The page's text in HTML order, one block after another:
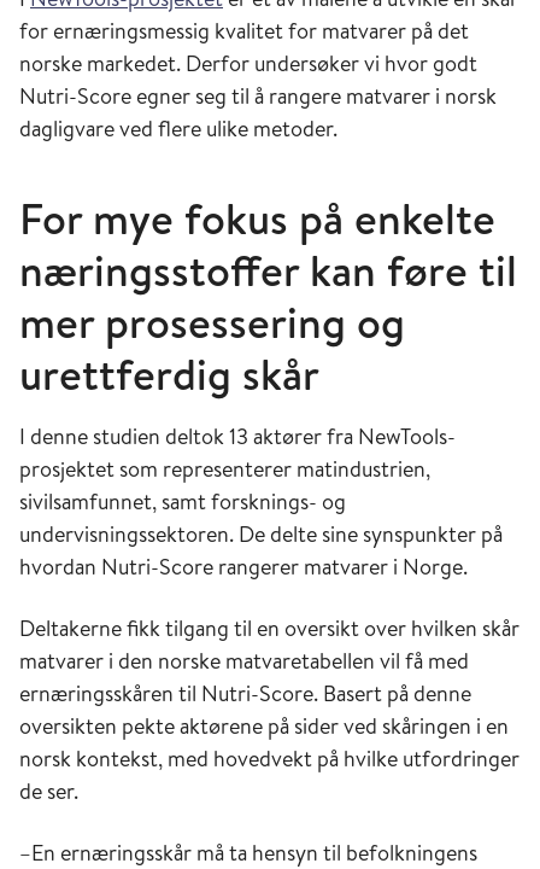
en skala fra A/mørk grønn til E/dyp oransje, og
finnes også på noen importerte matvarer i
Norge.
Det arbeides med å innføre en felles ordning for
utfordringer i rangeringen av matvarer og
skåren er derfor omdiskutert.
Nutri-Score er en merkeordning for matvarer.
matvarene, til en mørkerød E på matvarer som ikke
er så sunne Colourbox
for ernæringsmessig kvalitet for matvarer på det
norske markedet. Derfor undersøker vi hvor godt
Nutri-Score egner seg til å rangere matvarer i norsk
dagligvare ved flere ulike metoder.
For mye fokus på enkelte
næringsstoffer kan føre til
mer prosessering og
urettferdig skår
I denne studien deltok 13 aktører fra NewTools-
prosjektet som representerer matindustrien,
sivilsamfunnet, samt forsknings- og
undervisningssektoren. De delte sine synspunkter på
hvordan Nutri-Score rangerer matvarer i Norge.
Deltakerne fikk tilgang til en oversikt over hvilken skår
matvarer i den norske matvaretabellen vil få med
ernæringsskåren til Nutri-Score. Basert på denne
oversikten pekte aktørene på sider ved skåringen i en
norsk kontekst, med hovedvekt på hvilke utfordringer
de ser.
–En ernæringsskår må ta hensyn til befolkningens